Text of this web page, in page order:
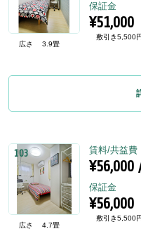
広さ 3.9畳
保証金
¥51,000
敷引き5,500
103
広さ 4.7畳
賃料/共益費
¥56,000
保証金
¥56,000
敷引き5,500